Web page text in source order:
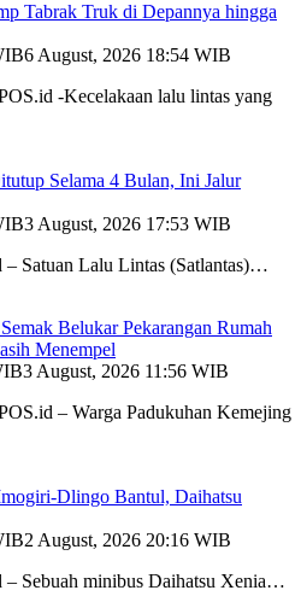
Tabrak Truk di Depannya hingga
6 August, 2026 18:54 WIB
-Kecelakaan lalu lintas yang
Selama 4 Bulan, Ini Jalur
3 August, 2026 17:53 WIB
Satuan Lalu Lintas (Satlantas)…
Belukar Pekarangan Rumah
Menempel
3 August, 2026 11:56 WIB
– Warga Padukuhan Kemejing
Dlingo Bantul, Daihatsu
2 August, 2026 20:16 WIB
Sebuah minibus Daihatsu Xenia…